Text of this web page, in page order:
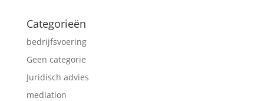
Categorieën
bedrijfsvoering
Geen categorie
Juridisch advies
mediation